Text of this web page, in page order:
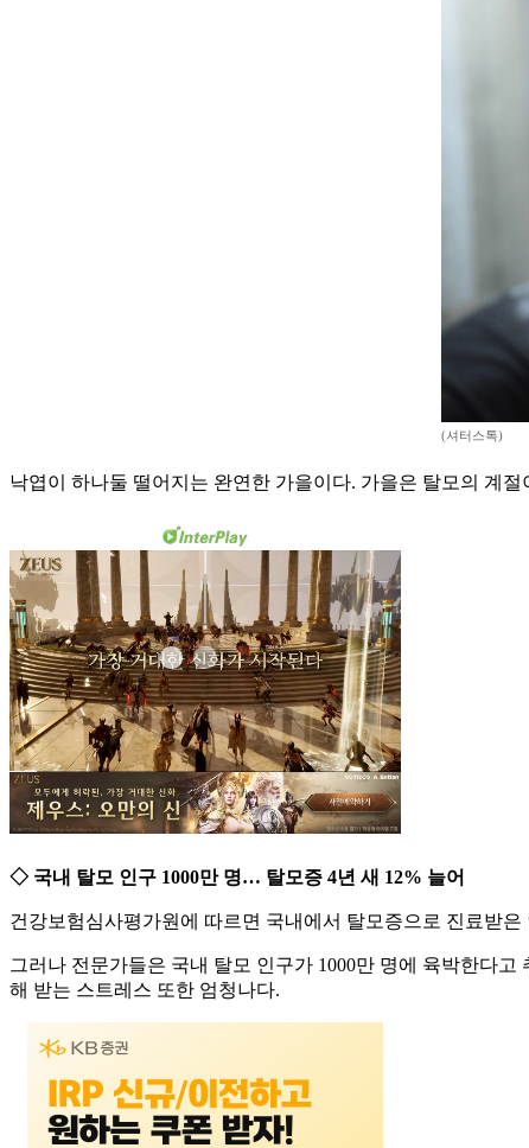
(셔터스톡)
낙엽이 하나둘 떨어지는 완연한 가을이다. 가을은 탈모의 계
◇ 국내 탈모 인구 1000만 명… 탈모증 4년 새 12% 늘어
건강보험심사평가원에 따르면 국내에서 탈모증으로 진료받은
그러나 전문가들은 국내 탈모 인구가 1000만 명에 육박한다
해 받는 스트레스 또한 엄청나다.